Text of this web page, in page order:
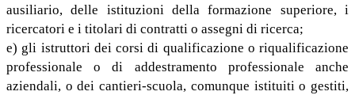
ausiliario, delle istituzioni della formazione superiore, i
ricercatori e i titolari di contratti o assegni di ricerca;
e) gli istruttori dei corsi di qualificazione o riqualificazione
professionale o di addestramento professionale anche
aziendali, o dei cantieri-scuola, comunque istituiti o gestiti,